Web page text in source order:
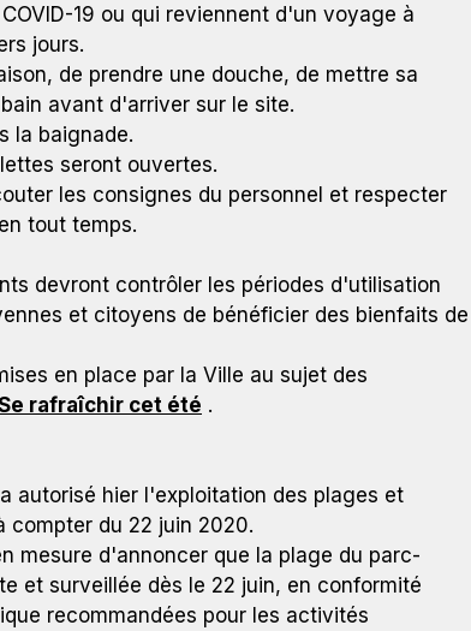
19 ou qui reviennent d'un voyage à
jours.
de prendre une douche, de mettre sa
avant d'arriver sur le site.
la baignade.
seront ouvertes.
les consignes du personnel et respecter
tout temps.
devront contrôler les périodes d'utilisation
et citoyens de bénéficier des bienfaits de
en place par la Ville au sujet des
rafraîchir cet été .
autorisé hier l'exploitation des plages et
compter du 22 juin 2020.
mesure d'annoncer que la plage du parc-
et surveillée dès le 22 juin, en conformité
recommandées pour les activités